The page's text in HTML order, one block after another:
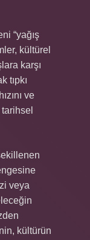
“yağış
kültürel
karşı
tıpkı
ve
veya
kültürün